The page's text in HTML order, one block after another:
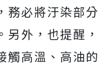
務必將汙染部分
外，也提醒，
觸高溫、高油的